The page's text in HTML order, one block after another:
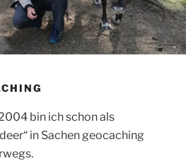
bin ich schon als
in Sachen geocaching